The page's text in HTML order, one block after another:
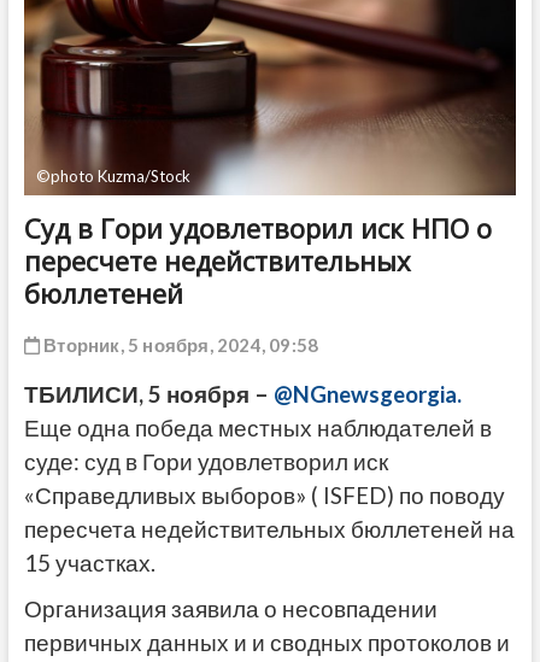
©photo Kuzma/Stock
Суд в Гори удовлетворил иск НПО о
пересчете недействительных
бюллетеней
Вторник, 5 ноября, 2024, 09:58
ТБИЛИСИ, 5 ноября – @NGnewsgeorgia.
Еще одна победа местных наблюдателей в
суде: суд в Гори удовлетворил иск
«Справедливых выборов» ( ISFED) по поводу
пересчета недействительных бюллетеней на
15 участках.
Организация заявила о несовпадении
первичных данных и и сводных протоколов и